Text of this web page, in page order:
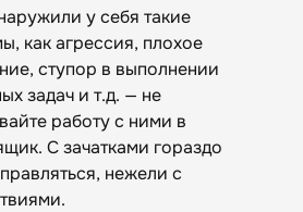
у себя такие
как агрессия, плохое
ступор в выполнении
задач и т.д. — не
работу с ними в
С зачатками гораздо
нежели с